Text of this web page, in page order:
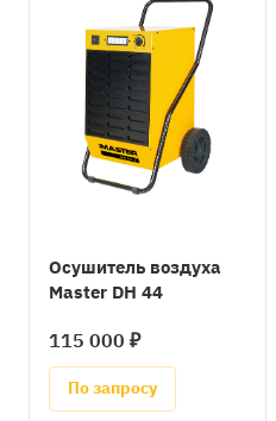
Oсушитель воздуха
Master DH 44
115 000 ₽
По запросу